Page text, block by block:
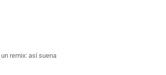
remix: así suena